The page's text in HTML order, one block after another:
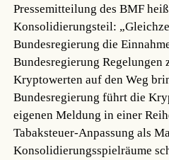
Pressemitteilung des BMF
Konsolidierungsteil:
Bundesregierung die
Bundesregierung Regelungen
Kryptowerten auf den Weg
Bundesregierung führt die
eigenen Meldung in einer
Tabaksteuer-Anpassung als
Konsolidierungsspielräume